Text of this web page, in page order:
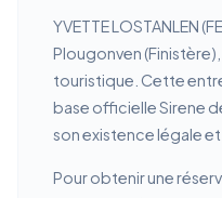
YVETTE LOSTANLEN
Plougonven
touristique. Cette
base officielle Sirene
son existence légale
Pour obtenir une